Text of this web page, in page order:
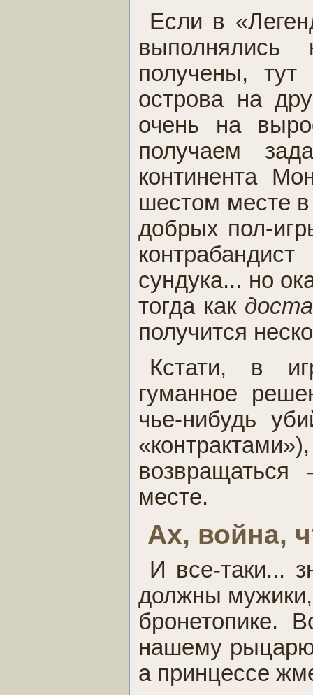
Если в
получены,
острова на
очень на
получаем
континента
шестом месте
добрых пол-
сундука... но
тогда как
получится
Кстати, в
гуманное
чье-нибудь
месте.
Ах, война,
И все-таки...
должны
бронетопике.
нашему рыцарю
а принцессе